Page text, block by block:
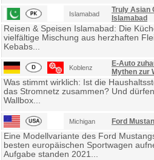
Islamabad
Truly Asian
Islamabad
Reisen & Speisen Islamabad: Die
vielfältige Mischung aus herzhaften
Kebabs...
Koblenz
E-Auto
Mythen zur
Was stimmt wirklich: Ist die
das Stromnetz zusammen? Und
Wallbox...
Michigan Ford
Eine Modellvariante des Ford
besten europäischen Sportwagen
Aufgabe standen 2021...